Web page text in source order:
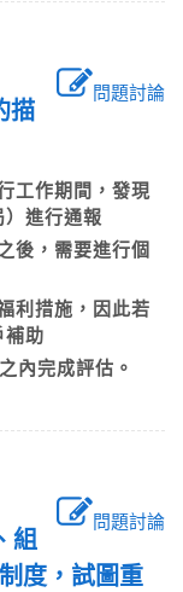
問題討論
描
工作期間，發現
進行通報
後，需要進行個
利措施，因此若
補助
內完成評估。
問題討論
組
度，試圖重